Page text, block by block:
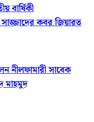
বার্ষিকী
কবর জিয়ারত
নীলফামারী সাবেক
মাহমুদ